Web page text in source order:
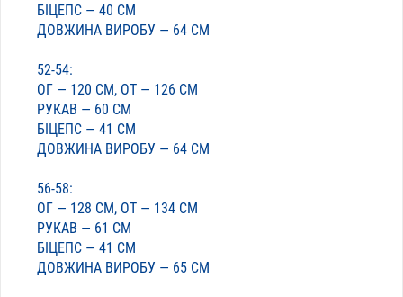
БІЦЕПС — 40 СМ
ДОВЖИНА ВИРОБУ — 64 СМ
52-54:
ОГ — 120 СМ, ОТ — 126 СМ
РУКАВ — 60 СМ
БІЦЕПС — 41 СМ
ДОВЖИНА ВИРОБУ — 64 СМ
56-58:
ОГ — 128 СМ, ОТ — 134 СМ
РУКАВ — 61 СМ
БІЦЕПС — 41 СМ
ДОВЖИНА ВИРОБУ — 65 СМ